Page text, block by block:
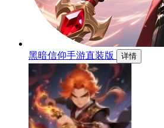
黑暗信仰手游直装版 详情